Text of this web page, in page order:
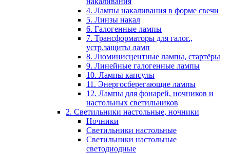
4. Лампы накаливания в форме свечи
5. Линзы накал
6. Галогенные лампы
7. Трансформаторы для галог.,
устр.защиты ламп
8. Люминисцентные лампы, стартёры
9. Линейные галогенные лампы
10. Лампы капсулы
11. Энергосберегающие лампы
12. Лампы для фонарей, ночников и
настольных светильников
2. Светильники настольные, ночники
Ночники
Светильники настольные
Светильники настольные
светодиодные